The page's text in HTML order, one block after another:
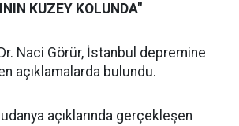
KUZEY KOLUNDA"
Naci Görür, İstanbul depremine
açıklamalarda bulundu.
açıklarında gerçekleşen